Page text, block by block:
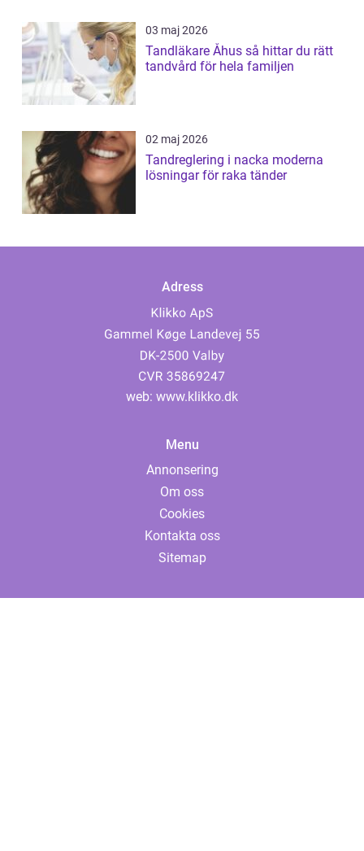
03 maj 2026
Tandläkare Åhus så hittar du rätt
tandvård för hela familjen
02 maj 2026
Tandreglering i nacka moderna
lösningar för raka tänder
Adress
web: www.klikko.dk
Menu
Annonsering
Om oss
Cookies
Kontakta oss
Sitemap